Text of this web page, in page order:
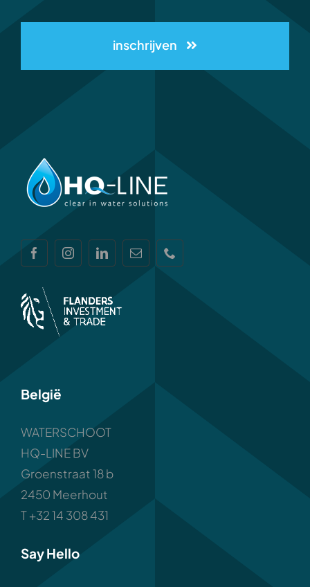
inschrijven
België
WATERSCHOOT
HQ-LINE BV
Groenstraat 18 b
2450 Meerhout
T +32 14 308 431
Say Hello